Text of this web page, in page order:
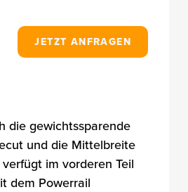
JETZT ANFRAGEN
die gewichtssparende
und die Mittelbreite
im vorderen Teil
dem Powerrail